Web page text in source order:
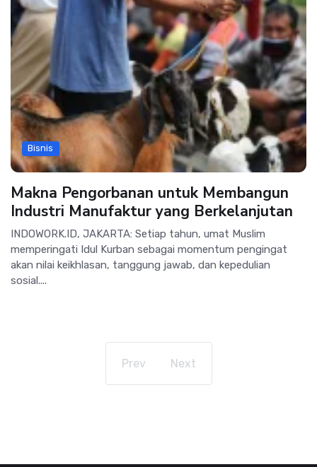
Bisnis
Makna Pengorbanan untuk Membangun
Industri Manufaktur yang Berkelanjutan
INDOWORK.ID, JAKARTA: Setiap tahun, umat Muslim
memperingati Idul Kurban sebagai momentum pengingat
akan nilai keikhlasan, tanggung jawab, dan kepedulian
sosial....
Prev Next